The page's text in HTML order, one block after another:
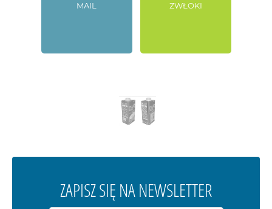
MAIL
ZWŁOKI
ZAPISZ SIĘ NA NEWSLETTER